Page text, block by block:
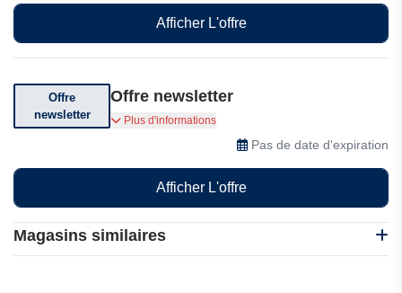
Magasins similaires
Afficher L'offre
Offre
newsletter
Offre newsletter
Abonnez-vous pour recevoir des offres
Plus d'informations
Pas de date d'expiration
Afficher L'offre